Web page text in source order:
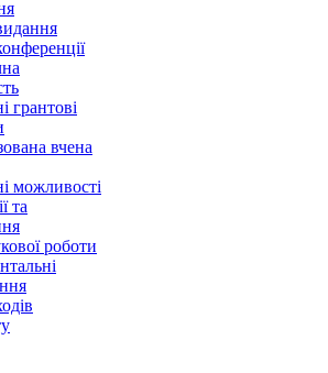
грантові
вчена
можливості
та
роботи